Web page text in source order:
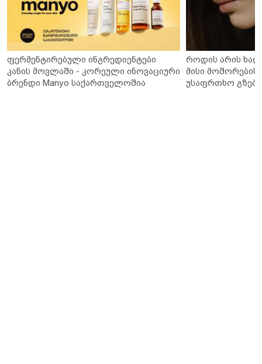
ფერმენტირებული ინგრედიენტები
კანის მოვლაში - კორეული ინოვაციური
ბრენდი Manyo საქართველოშია
როდის არის
მისი მოშორების
უსაფრთხო გზები